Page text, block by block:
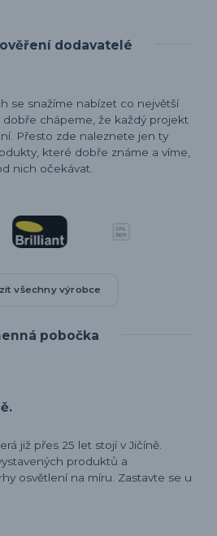
dodavatelé
se snažíme nabízet co největší
chápeme, že každý projekt
Přesto zde naleznete jen ty
které dobře známe a víme,
nich očekávat.
všechny výrobce
pobočka
již přes 25 let stojí v Jičíně.
produktů a
osvětlení na míru. Zastavte se u